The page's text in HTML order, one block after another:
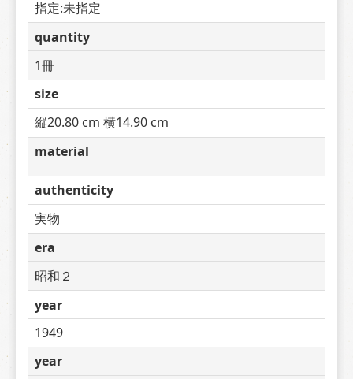
指定:未指定
quantity
1冊
size
縦20.80 cm 横14.90 cm
material
authenticity
実物
era
昭和２
year
1949
year